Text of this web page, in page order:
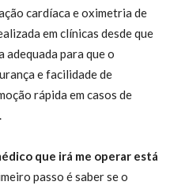
cardíaca e oximetria de
em clínicas desde que
para que o
e facilidade de
rápida em casos de
que irá me operar está
passo é saber se o